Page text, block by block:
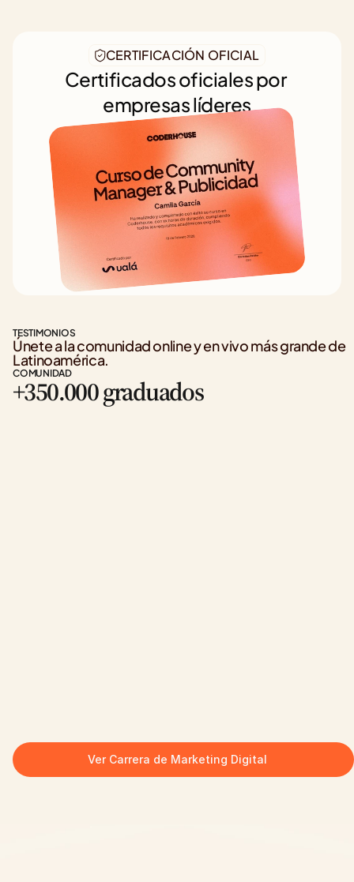
CERTIFICACIÓN OFICIAL
Certificados oficiales por
empresas líderes
TESTIMONIOS
Únete a la comunidad online y en vivo más grande de
Latinoamérica.
COMUNIDAD
+350.000 graduados
Ver Carrera de Marketing Digital